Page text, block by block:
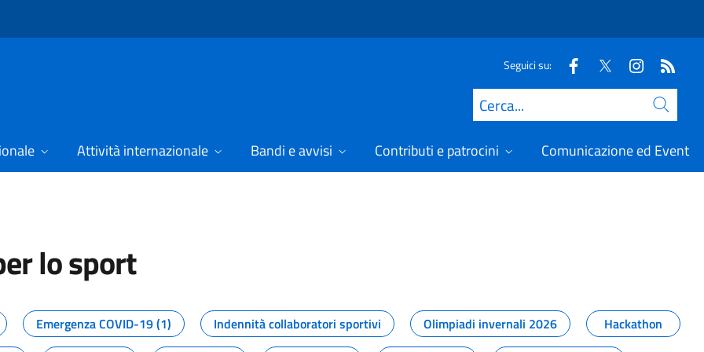
Seguici su:
Cerca
Attività internazionale Bandi e avvisi Contributi e patrocini Comunicazione ed Eventi
lo sport
dal Dipartimento per lo sport
Emergenza COVID-19 (1) Indennità collaboratori sportivi Olimpiadi invernali 2026
Hackathon